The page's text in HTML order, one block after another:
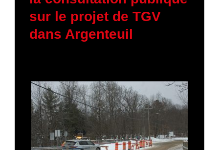
sur le projet de TGV
dans Argenteuil